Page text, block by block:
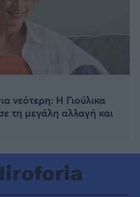
νεότερη: Η Γιούλικα
τη μεγάλη αλλαγή και